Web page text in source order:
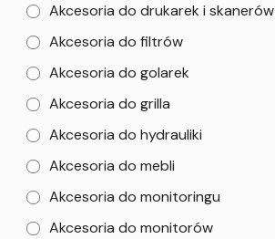
Akcesoria do drukarek i skanerów
Akcesoria do filtrów
Akcesoria do golarek
Akcesoria do grilla
Akcesoria do hydrauliki
Akcesoria do mebli
Akcesoria do monitoringu
Akcesoria do monitorów